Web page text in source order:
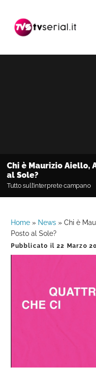
navigazione
contenuto
barra
primaria
Chi è Maurizio Aiello,
al Sole?
Tutto sull’interprete campano
Home » News »Chi è
Posto al Sole?
Pubblicato il22 Marzo
0%